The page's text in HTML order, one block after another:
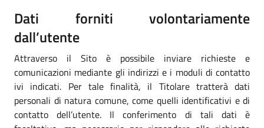
Dati forniti volontariamente
dall’utente
Attraverso il Sito è possibile inviare richieste e
comunicazioni mediante gli indirizzi e i moduli di contatto
ivi indicati. Per tale finalità, il Titolare tratterà dati
personali di natura comune, come quelli identificativi e di
contatto dell’utente. Il conferimento di tali dati è